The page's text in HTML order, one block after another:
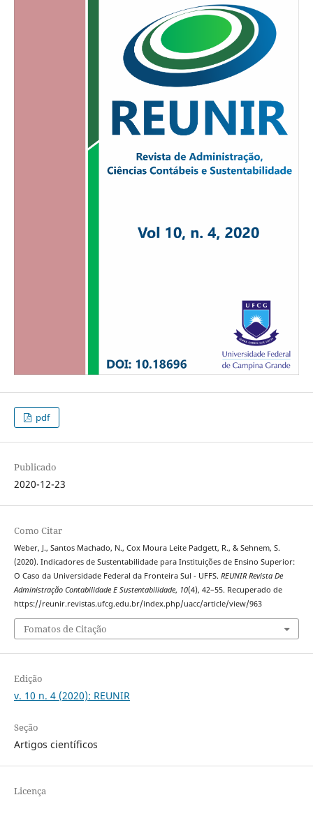
pdf
Publicado
2020-12-23
Como Citar
Weber, J., Santos Machado, N., Cox Moura Leite Padgett, R., & Sehnem, S.
(2020). Indicadores de Sustentabilidade para Instituições de Ensino Superior:
O Caso da Universidade Federal da Fronteira Sul - UFFS. REUNIR Revista De
Administração Contabilidade E Sustentabilidade, 10(4), 42–55. Recuperado de
https://reunir.revistas.ufcg.edu.br/index.php/uacc/article/view/963
Fomatos de Citação
Edição
v. 10 n. 4 (2020): REUNIR
Seção
Artigos científicos
Licença